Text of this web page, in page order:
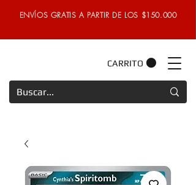
ENVÍOS GRATIS A PARTIR DE LOS $150.000
CARRITO